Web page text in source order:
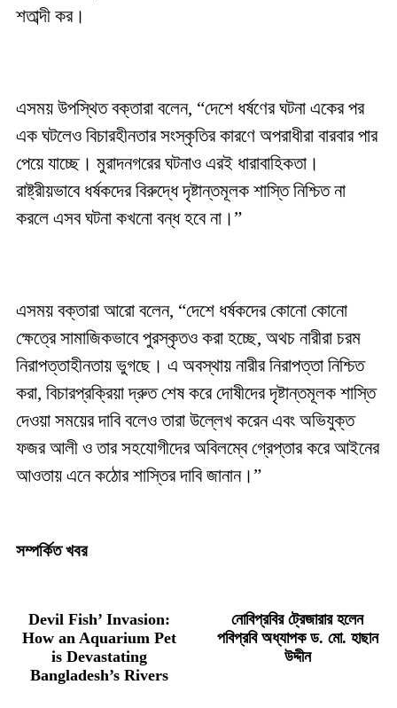
শতাব্দী কর।
এসময় উপস্থিত বক্তারা বলেন, “দেশে ধর্ষণের ঘটনা একের পর
এক ঘটলেও বিচারহীনতার সংস্কৃতির কারণে অপরাধীরা বারবার পার
পেয়ে যাচ্ছে। মুরাদনগরের ঘটনাও এরই ধারাবাহিকতা।
রাষ্ট্রীয়ভাবে ধর্ষকদের বিরুদ্ধে দৃষ্টান্তমূলক শাস্তি নিশ্চিত না
করলে এসব ঘটনা কখনো বন্ধ হবে না।”
এসময় বক্তারা আরো বলেন, “দেশে ধর্ষকদের কোনো কোনো
ক্ষেত্রে সামাজিকভাবে পুরস্কৃতও করা হচ্ছে, অথচ নারীরা চরম
নিরাপত্তাহীনতায় ভুগছে। এ অবস্থায় নারীর নিরাপত্তা নিশ্চিত
করা, বিচারপ্রক্রিয়া দ্রুত শেষ করে দোষীদের দৃষ্টান্তমূলক শাস্তি
দেওয়া সময়ের দাবি বলেও তারা উল্লেখ করেন এবং অভিযুক্ত
ফজর আলী ও তার সহযোগীদের অবিলম্বে গ্রেপ্তার করে আইনের
আওতায় এনে কঠোর শাস্তির দাবি জানান।”
সম্পর্কিত খবর
Devil Fish’ Invasion:
How an Aquarium Pet
is Devastating
Bangladesh’s Rivers
নোবিপ্রবির ট্রেজারার হলেন
পবিপ্রবি অধ্যাপক ড. মো. হাছান
উদ্দীন